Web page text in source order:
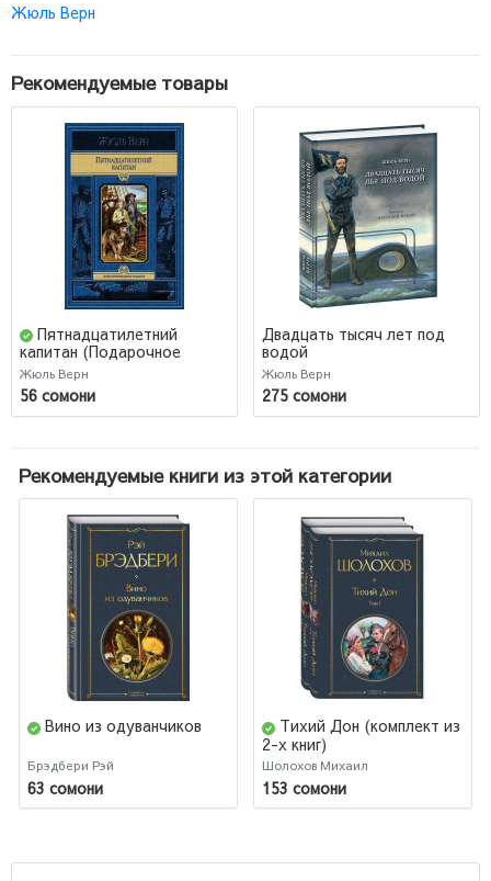
Жюль Верн
Рекомендуемые товары
Пятнадцатилетний
капитан (Подарочное
издание)
Жюль Верн
56 сомони
Двадцать тысяч лет под
водой
Жюль Верн
275 сомони
Рекомендуемые книги из этой категории
Вино из одуванчиков
Брэдбери Рэй
63 сомони
Тихий Дон (комплект из
2-х книг)
Шолохов Михаил
153 сомони